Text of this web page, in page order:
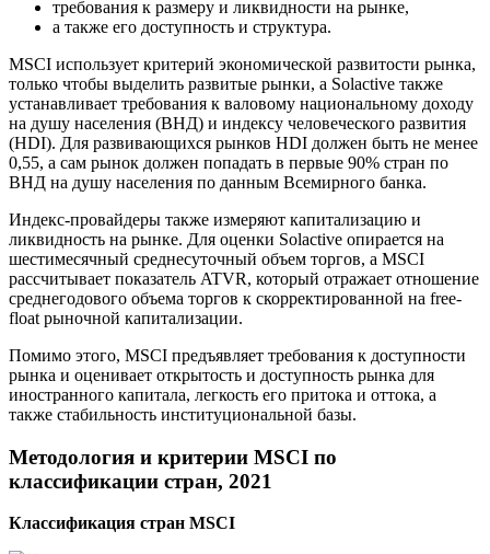
требования к размеру и ликвидности на рынке,
а также его доступность и структура.
MSCI использует критерий экономической развитости рынка,
только чтобы выделить развитые рынки, а Solactive также
устанавливает требования к валовому национальному доходу
на душу населения (ВНД) и индексу человеческого развития
(HDI). Для развивающихся рынков HDI должен быть не менее
0,55, а сам рынок должен попадать в первые 90% стран по
ВНД на душу населения по данным Всемирного банка.
Индекс-провайдеры также измеряют капитализацию и
ликвидность на рынке. Для оценки Solactive опирается на
шестимесячный среднесуточный объем торгов, а MSCI
рассчитывает показатель ATVR, который отражает отношение
среднегодового объема торгов к скорректированной на free-
float рыночной капитализации.
Помимо этого, MSCI предъявляет требования к доступности
рынка и оценивает открытость и доступность рынка для
иностранного капитала, легкость его притока и оттока, а
также стабильность институциональной базы.
Методология и критерии MSCI по
классификации стран, 2021
Классификация стран MSCI